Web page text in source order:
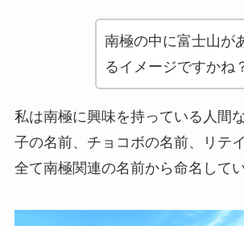
南極の中に富士山が
るイメージですかね
私は南極に興味を持っている人間
子の名前、チョコボの名前、リテ
全て南極関連の名前から命名してい